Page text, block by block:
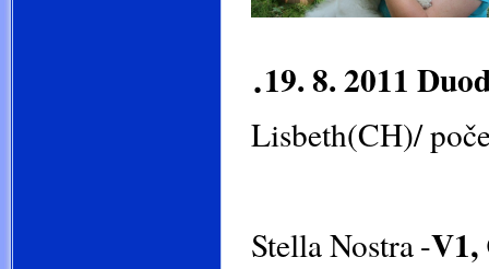
.19. 8. 2011
Lisbeth(CH)/
Stella Nostra-V1,